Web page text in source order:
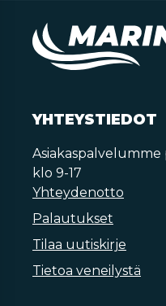
YHTEYSTIEDOT
Asiakaspalvelumme
klo 9-17
Yhteydenotto
Palautukset
Tilaa uutiskirje
Tietoa veneilystä